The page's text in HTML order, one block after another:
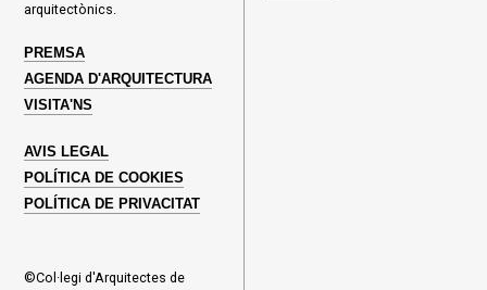
arquitectònics.
PREMSA
AGENDA D'ARQUITECTURA
VISITA'NS
AVIS LEGAL
POLÍTICA DE COOKIES
POLÍTICA DE PRIVACITAT
©Col·legi d'Arquitectes de